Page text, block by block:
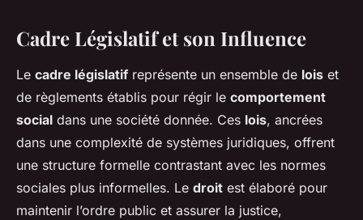
Cadre Législatif et son Influence
Le cadre législatif représente un ensemble de lois et
de règlements établis pour régir le comportement
social dans une société donnée. Ces lois, ancrées
dans une complexité de systèmes juridiques, offrent
une structure formelle contrastant avec les normes
sociales plus informelles. Le droit est élaboré pour
maintenir l’ordre public et assurer la justice,